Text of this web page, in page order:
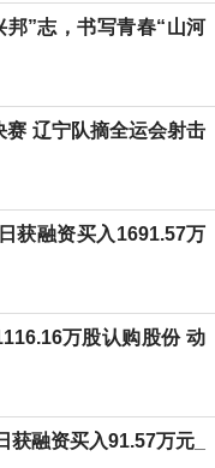
”志，书写青春“山河
赛 辽宁队摘全运会射击
获融资买入1691.57万
万股认购股份 动
融资买入91.57万元_